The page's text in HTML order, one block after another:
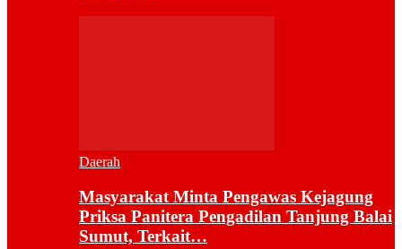
Daerah
Masyarakat Minta Pengawas Kejagung
Priksa Panitera Pengadilan Tanjung Balai
Sumut, Terkait…